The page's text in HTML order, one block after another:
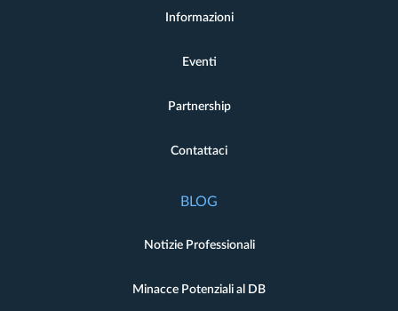
Informazioni
Eventi
Partnership
Contattaci
BLOG
Notizie Professionali
Minacce Potenziali al DB